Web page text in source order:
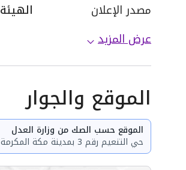
مصدر الإعلان
عرض المزيد
الموقع والجوار
الموقع حسب الصك من وزارة العدل